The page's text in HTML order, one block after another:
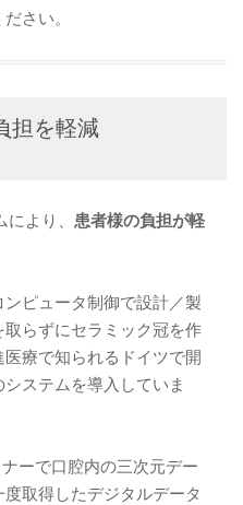
さい。
担を軽減
より、 患者様の負担が軽
ピュータ制御で設計／製
らずにセラミック冠を作
療で知られるドイツで開
ステムを導入していま
ーで口腔内の三次元デー
取得したデジタルデータ